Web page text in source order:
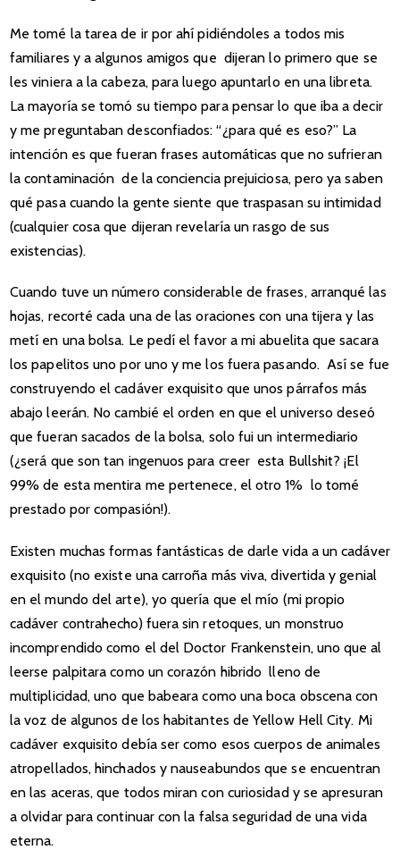
Me tomé la tarea de ir por ahí pidiéndoles a todos mis
familiares y a algunos amigos que dijeran lo primero que se
les viniera a la cabeza, para luego apuntarlo en una libreta.
La mayoría se tomó su tiempo para pensar lo que iba a decir
y me preguntaban desconfiados: “¿para qué es eso?” La
intención es que fueran frases automáticas que no sufrieran
la contaminación de la conciencia prejuiciosa, pero ya saben
qué pasa cuando la gente siente que traspasan su intimidad
(cualquier cosa que dijeran revelaría un rasgo de sus
existencias).
Cuando tuve un número considerable de frases, arranqué las
hojas, recorté cada una de las oraciones con una tijera y las
metí en una bolsa. Le pedí el favor a mi abuelita que sacara
los papelitos uno por uno y me los fuera pasando. Así se fue
construyendo el cadáver exquisito que unos párrafos más
abajo leerán. No cambié el orden en que el universo deseó
que fueran sacados de la bolsa, solo fui un intermediario
(¿será que son tan ingenuos para creer esta Bullshit? ¡El
99% de esta mentira me pertenece, el otro 1% lo tomé
prestado por compasión!).
Existen muchas formas fantásticas de darle vida a un cadáver
exquisito (no existe una carroña más viva, divertida y genial
en el mundo del arte), yo quería que el mío (mi propio
cadáver contrahecho) fuera sin retoques, un monstruo
incomprendido como el del Doctor Frankenstein, uno que al
leerse palpitara como un corazón hibrido lleno de
multiplicidad, uno que babeara como una boca obscena con
la voz de algunos de los habitantes de Yellow Hell City. Mi
cadáver exquisito debía ser como esos cuerpos de animales
atropellados, hinchados y nauseabundos que se encuentran
en las aceras, que todos miran con curiosidad y se apresuran
a olvidar para continuar con la falsa seguridad de una vida
eterna.